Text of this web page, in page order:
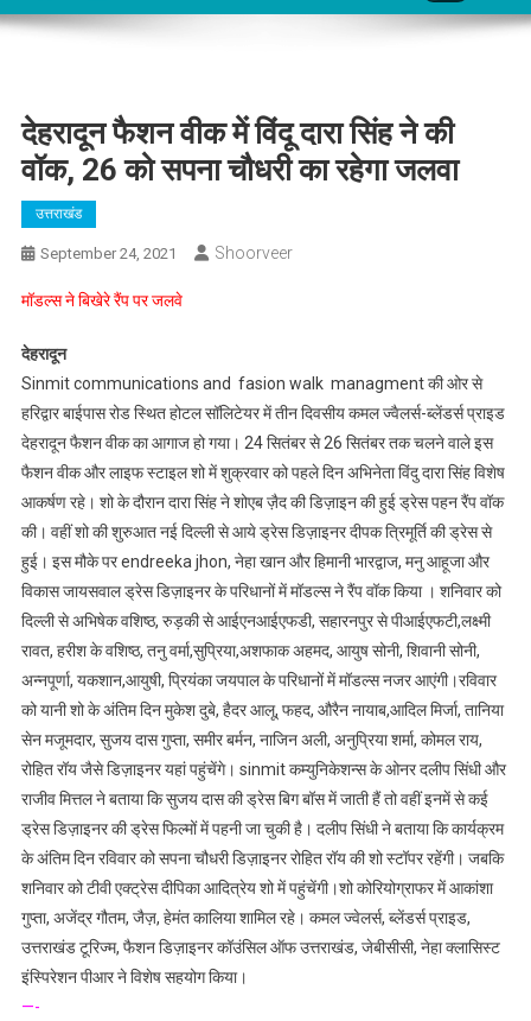
देहरादून फैशन वीक में विंदू दारा सिंह ने की
वॉक, 26 को सपना चौधरी का रहेगा जलवा
उत्तराखंड
September 24, 2021 Shoorveer
मॉडल्स ने बिखेरे रैंप पर जलवे
देहरादून
Sinmit communications and fasion walk managment की ओर से
हरिद्वार बाईपास रोड स्थित होटल सॉलिटेयर में तीन दिवसीय कमल ज्वैलर्स-ब्लेंडर्स प्राइड
देहरादून फैशन वीक का आगाज हो गया। 24 सितंबर से 26 सितंबर तक चलने वाले इस
फैशन वीक और लाइफ स्टाइल शो में शुक्रवार को पहले दिन अभिनेता विंदु दारा सिंह विशेष
आकर्षण रहे। शो के दौरान दारा सिंह ने शोएब ज़ैद की डिज़ाइन की हुई ड्रेस पहन रैंप वॉक
की। वहीं शो की शुरुआत नई दिल्ली से आये ड्रेस डिज़ाइनर दीपक त्रिमूर्ति की ड्रेस से
हुई। इस मौके पर endreeka jhon, नेहा खान और हिमानी भारद्वाज, मनु आहूजा और
विकास जायसवाल ड्रेस डिज़ाइनर के परिधानों में मॉडल्स ने रैंप वॉक किया । शनिवार को
दिल्ली से अभिषेक वशिष्ठ, रुड़की से आईएनआईएफडी, सहारनपुर से पीआईएफटी,लक्ष्मी
रावत, हरीश के वशिष्ठ, तनु वर्मा,सुप्रिया,अशफाक अहमद, आयुष सोनी, शिवानी सोनी,
अन्नपूर्णा, यकशान,आयुषी, प्रियंका जयपाल के परिधानों में मॉडल्स नजर आएंगी।रविवार
को यानी शो के अंतिम दिन मुकेश दुबे, हैदर आलू, फहद, औरैन नायाब,आदिल मिर्जा, तानिया
सेन मजूमदार, सुजय दास गुप्ता, समीर बर्मन, नाजिन अली, अनुप्रिया शर्मा, कोमल राय,
रोहित रॉय जैसे डिज़ाइनर यहां पहुंचेंगे। sinmit कम्युनिकेशन्स के ओनर दलीप सिंधी और
राजीव मित्तल ने बताया कि सुजय दास की ड्रेस बिग बॉस में जाती हैं तो वहीं इनमें से कई
ड्रेस डिज़ाइनर की ड्रेस फिल्मों में पहनी जा चुकी है। दलीप सिंधी ने बताया कि कार्यक्रम
के अंतिम दिन रविवार को सपना चौधरी डिज़ाइनर रोहित रॉय की शो स्टॉपर रहेंगी। जबकि
शनिवार को टीवी एक्ट्रेस दीपिका आदित्रेय शो में पहुंचेंगी।शो कोरियोग्राफर में आकांशा
गुप्ता, अजेंद्र गौतम, जैज़, हेमंत कालिया शामिल रहे। कमल ज्वेलर्स, ब्लेंडर्स प्राइड,
उत्तराखंड टूरिज्म, फैशन डिज़ाइनर कॉउंसिल ऑफ उत्तराखंड, जेबीसीसी, नेहा क्लासिस्ट
इंस्पिरेशन पीआर ने विशेष सहयोग किया।
—-